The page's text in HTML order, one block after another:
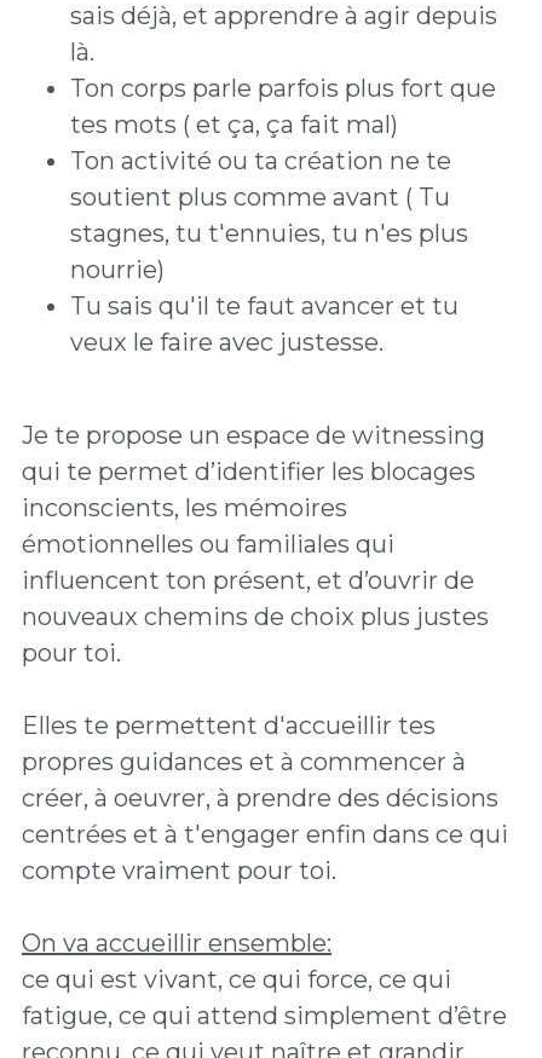
sais déjà, et apprendre à agir depuis
là.
Ton corps parle parfois plus fort que
tes mots ( et ça, ça fait mal)
Ton activité ou ta création ne te
soutient plus comme avant ( Tu
stagnes, tu t'ennuies, tu n'es plus
nourrie)
Tu sais qu'il te faut avancer et tu
veux le faire avec justesse.
Je te propose un espace de witnessing
qui te permet d’identifier les blocages
inconscients, les mémoires
émotionnelles ou familiales qui
influencent ton présent, et d’ouvrir de
nouveaux chemins de choix plus justes
pour toi.
Elles te permettent d'accueillir tes
propres guidances et à commencer à
créer, à oeuvrer, à prendre des décisions
centrées et à t'engager enfin dans ce qui
compte vraiment pour toi.
On va accueillir ensemble:
ce qui est vivant, ce qui force, ce qui
fatigue, ce qui attend simplement d’être
reconnu, ce qui veut naître et grandir.